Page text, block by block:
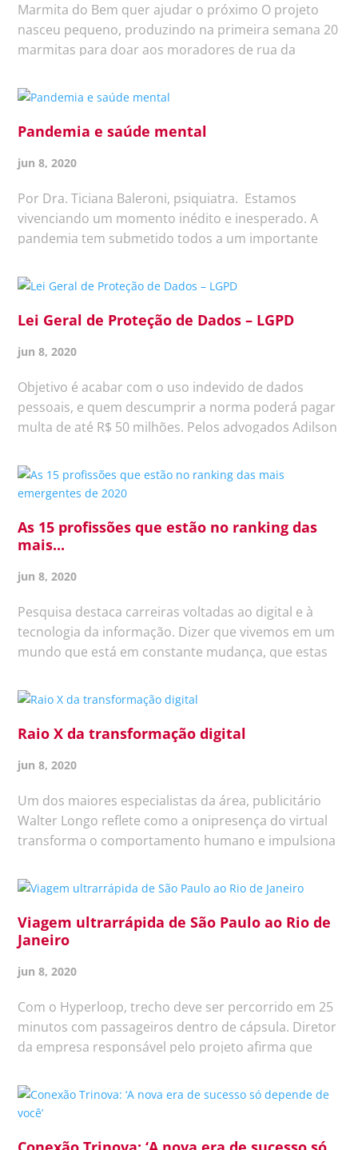
Marmita do Bem quer ajudar o próximo O projeto
nasceu pequeno, produzindo na primeira semana 20
marmitas para doar aos moradores de rua da
amigos e, após alguns dias, a ideia viralizou. Com
Pandemia e saúde mental
jun 8, 2020
Por Dra. Ticiana Baleroni, psiquiatra. Estamos
vivenciando um momento inédito e inesperado. A
pandemia tem submetido todos a um importante
mental. É natural sentir-se ansioso ou angustiado
pois toda essa situação é...
Lei Geral de Proteção de Dados – LGPD
jun 8, 2020
Objetivo é acabar com o uso indevido de dados
pessoais, e quem descumprir a norma poderá pagar
multa de até R$ 50 milhões. Pelos advogados Adilson
informatização em larga escala associada ao
contínuo aumento na...
As 15 profissões que estão no ranking das
mais...
jun 8, 2020
Pesquisa destaca carreiras voltadas ao digital e à
tecnologia da informação. Dizer que vivemos em um
mundo que está em constante mudança, que estas
desafio é e continuará sendo acompanhá-las de
maneira ágil e eficaz, parece...
Raio X da transformação digital
jun 8, 2020
Um dos maiores especialistas da área, publicitário
Walter Longo reflete como a onipresença do virtual
transforma o comportamento humano e impulsiona
está moldando nossos comportamentos? As lojas
físicas estão morrendo?...
Viagem ultrarrápida de São Paulo ao Rio de
Janeiro
jun 8, 2020
Com o Hyperloop, trecho deve ser percorrido em 25
minutos com passageiros dentro de cápsula. Diretor
da empresa responsável pelo projeto afirma que
negociação. Cinquenta minutos de avião e seis horas
de carro ligam São Paulo...